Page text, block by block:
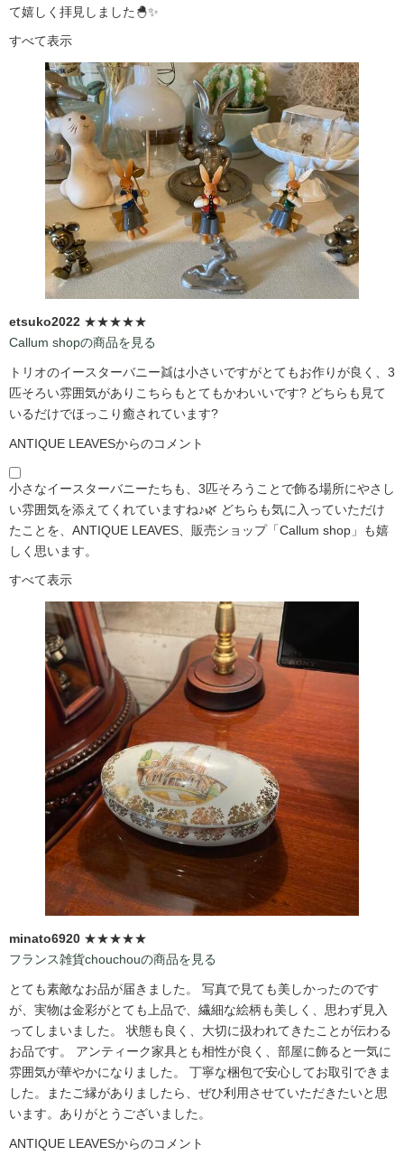
て嬉しく拝見しました🐣✨
すべて表示
etsuko2022 ★★★★★
Callum shopの商品を見る
トリオのイースターバニー👯は小さいですがとてもお作りが良く、3
匹そろい雰囲気がありこちらもとてもかわいいです?️ どちらも見て
いるだけでほっこり癒されています?️
ANTIQUE LEAVESからのコメント
小さなイースターバニーたちも、3匹そろうことで飾る場所にやさし
い雰囲気を添えてくれていますね♪🌿 どちらも気に入っていただけ
たことを、ANTIQUE LEAVES、販売ショップ「Callum shop」も嬉
しく思います。
すべて表示
minato6920 ★★★★★
フランス雑貨chouchouの商品を見る
とても素敵なお品が届きました。 写真で見ても美しかったのです
が、実物は金彩がとても上品で、繊細な絵柄も美しく、思わず見入
ってしまいました。 状態も良く、大切に扱われてきたことが伝わる
お品です。 アンティーク家具とも相性が良く、部屋に飾ると一気に
雰囲気が華やかになりました。 丁寧な梱包で安心してお取引できま
した。またご縁がありましたら、ぜひ利用させていただきたいと思
います。ありがとうございました。
ANTIQUE LEAVESからのコメント